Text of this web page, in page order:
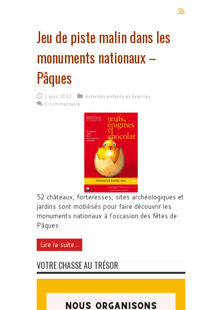
Jeu de piste malin dans les
monuments nationaux –
Pâques
2 avril 2012
Activités enfants et familles
1 commentaire
52 châteaux, forteresses, sites archéologiques et
jardins sont mobilisés pour faire découvrir les
monuments nationaux à l'occasion des fêtes de
Pâques
Lire la suite...
VOTRE CHASSE AU TRÉSOR